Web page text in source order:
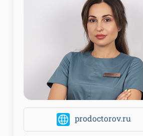
prodoctorov.ru